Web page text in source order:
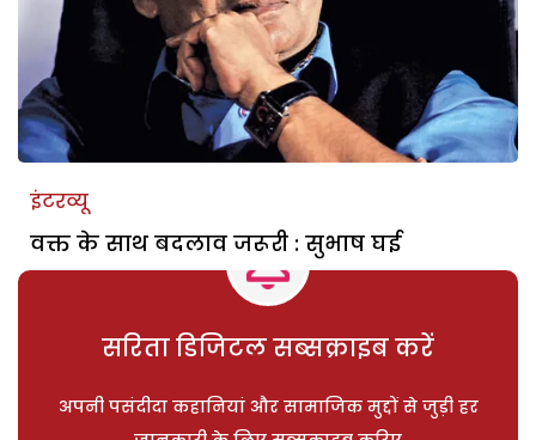
इंटरव्यू
वक्त के साथ बदलाव जरूरी : सुभाष घई
सरिता डिजिटल सब्सक्राइब करें
अपनी पसंदीदा कहानियां और सामाजिक मुद्दों से जुड़ी हर